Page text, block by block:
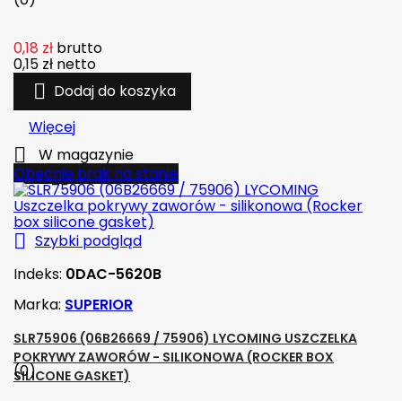
0,18 zł brutto
0,15 zł netto
 Dodaj do koszyka
Więcej

W magazynie
Obecnie brak na stanie
 Szybki podgląd
Indeks: 0DAC-5620B
Marka: SUPERIOR
SLR75906 (06B26669 / 75906) LYCOMING USZCZELKA
POKRYWY ZAWORÓW - SILIKONOWA (ROCKER BOX
SILICONE GASKET)
(0)